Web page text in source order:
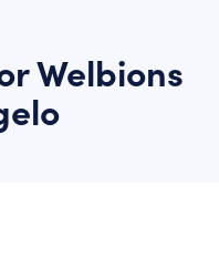
Welbions